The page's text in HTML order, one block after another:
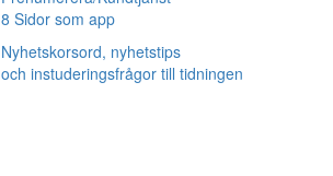
8 Sidor som app
Nyhetskorsord, nyhetstips
och instuderingsfrågor till tidningen